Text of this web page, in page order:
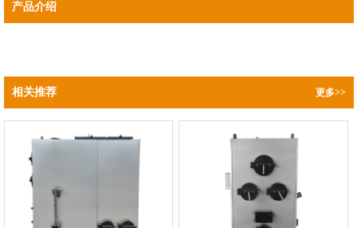
产品介绍
相关推荐 更多>>